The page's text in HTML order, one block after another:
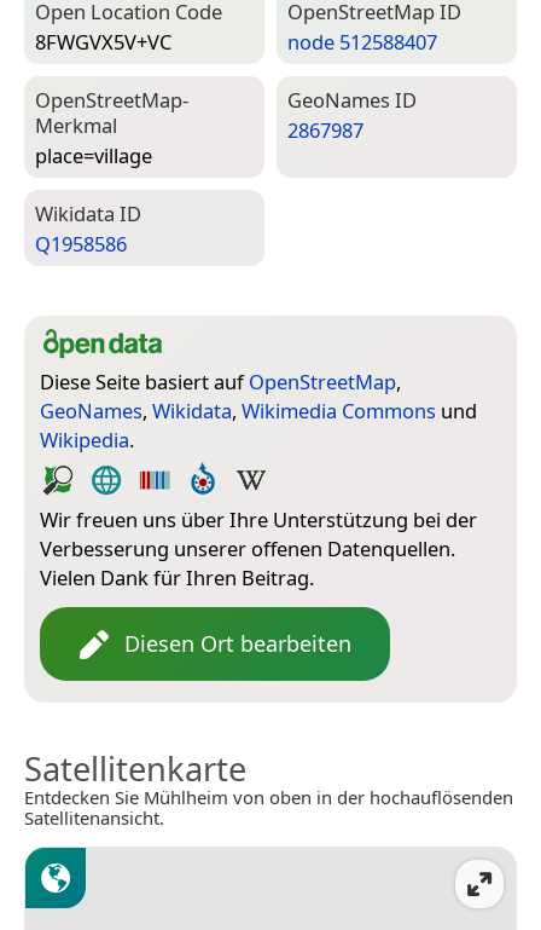
Open Location Code
8FWGVX5V+VC
Open­Street­Map ID
node 512588407
Open­Street­Map-
Merkmal
place=­village
Geo­Names ID
2867987
Wiki­data ID
Q1958586
Diese Seite basiert aufOpenStreetMap,
GeoNames, Wikidata, Wikimedia Commons und
Wikipedia.
Wir freuen uns über Ihre Unterstützung bei der
Verbesserung unserer offenen Datenquellen.
Vielen Dank für Ihren Beitrag.
Diesen Ort bearbeiten
Satellitenkarte
Entdecken Sie Mühlheim von oben in der hochauflösenden
Satellitenansicht.